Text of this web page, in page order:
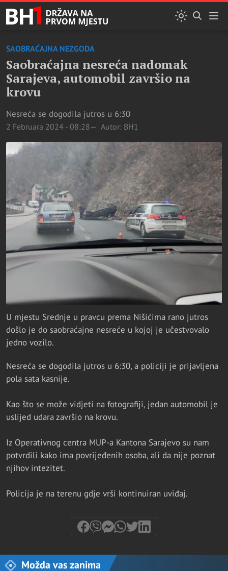
SAOBRAĆAJNA NEZGODA
Saobraćajna nesreća nadomak
Sarajeva, automobil završio na
krovu
Nesreća se dogodila jutros u 6:30
2 Februara 2024 - 08:28 Autor: BH1
U mjestu Srednje u pravcu prema Nišićima rano jutros
došlo je do saobraćajne nesreće u kojoj je učestvovalo
jedno vozilo.
Nesreća se dogodila jutros u 6:30, a policiji je prijavljena
pola sata kasnije.
Kao što se može vidjeti na fotografiji, jedan automobil je
uslijed udara završio na krovu.
Iz Operativnog centra MUP-a Kantona Sarajevo su nam
potvrdili kako ima povrijeđenih osoba, ali da nije poznat
njihov intezitet.
Policija je na terenu gdje vrši kontinuiran uviđaj.
Možda vas zanima